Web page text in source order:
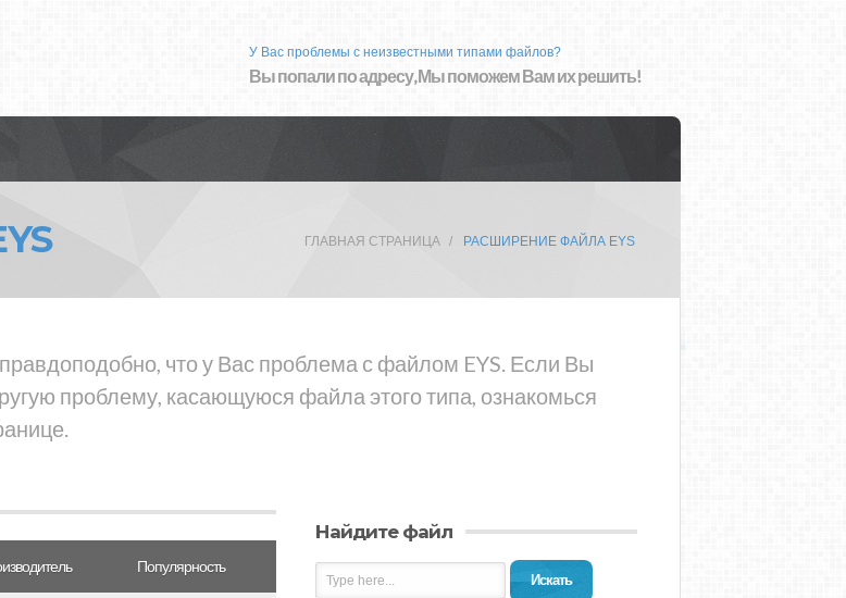
У Вас проблемы с неизвестными типами файлов?
Вы попали по адресу, Мы поможем Вам их решить!
ГЛАВНАЯ СТРАНИЦА РАСШИРЕНИЕ ФАЙЛА EYS
что у Вас проблема с файлом EYS. Если Вы
проблему, касающуюся файла этого типа, ознакомься
Популярность
Найдите файл
Искать